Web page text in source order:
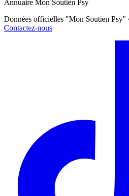
Annuaire Mon Soutien Psy
Données officielles "Mon Soutien Psy"
Contactez-nous